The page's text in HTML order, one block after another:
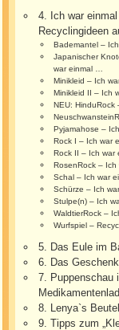
4. Ich war
Recyclingideen
Bademantel –
Japanischer
war einmal …
Minikleid – Ich
Minikleid II – Ich
NEU: HinduRock
Pyjamahose –
Rock I – Ich war
Rock II – Ich war
RosenRock – Ich
Schal – Ich war
Schürze – Ich
Stulpe(n) – Ich
WaldtierRock –
Wurfspiel –
5. Das Eule im
6. Das
7. Puppenschau
8. Lenya`s Beutel
9. Tipps zum